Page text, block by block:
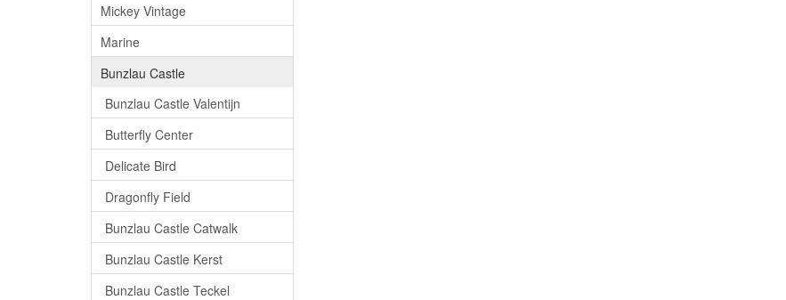
Mickey Vintage
Marine
Bunzlau Castle
Bunzlau Castle Valentijn
Butterfly Center
Delicate Bird
Dragonfly Field
Bunzlau Castle Catwalk
Bunzlau Castle Kerst
Bunzlau Castle Teckel